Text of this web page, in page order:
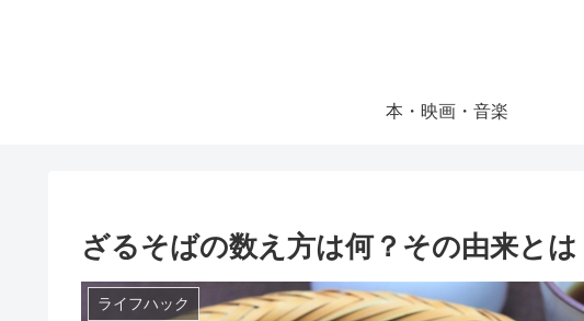
本・映画・音楽
ざるそばの数え方は何？その由来とは
ライフハック